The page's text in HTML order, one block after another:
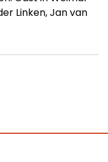
Linken, Jan van